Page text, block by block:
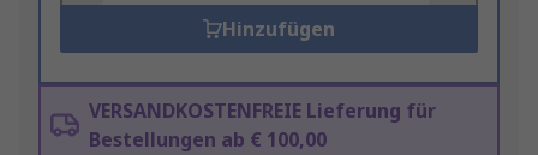
Hinzufügen
VERSANDKOSTENFREIE Lieferung für
Bestellungen ab € 100,00